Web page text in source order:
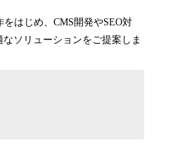
はじめ、CMS開発やSEO対
ソリューションをご提案しま